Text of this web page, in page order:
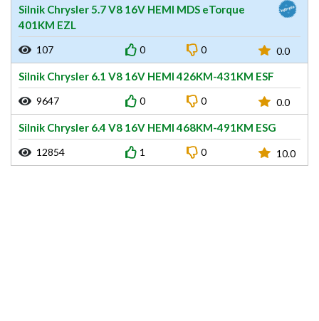
Silnik Chrysler 5.7 V8 16V HEMI MDS eTorque
401KM EZL
107 0 0 0.0
Silnik Chrysler 6.1 V8 16V HEMI 426KM-431KM ESF
9647 0 0 0.0
Silnik Chrysler 6.4 V8 16V HEMI 468KM-491KM ESG
12854 1 0 10.0